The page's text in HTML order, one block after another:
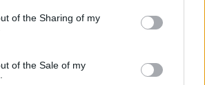
or usage behaviour. You may click to
to Google and its third-party tags to
specified purposes in below Google
of the Sharing of my
of the Sale of my